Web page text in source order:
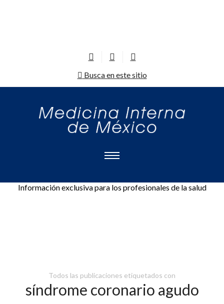
Busca en este sitio
Información exclusiva para los profesionales de la salud
Todos las publicaciones etiquetados con
síndrome coronario agudo